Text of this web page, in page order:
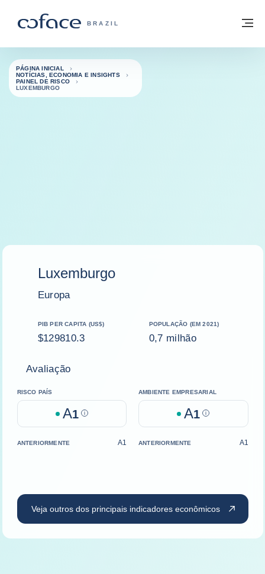
COFACE FOR TRADE - SITE DO GRUPO
BRAZIL
Voltar à página inicial
PÁGINA INICIAL
NOTÍCIAS, ECONOMIA E INSIGHTS
PAINEL DE RISCO
LUXEMBURGO
Luxemburgo
Europa
PIB PER CAPITA (US$)
$129810.3
POPULAÇÃO (EM 2021)
0,7 milhão
Avaliação
RISCO PAÍS
A1 Help
AMBIENTE EMPRESARIAL
A1 Help
ANTERIORMENTE A1 ANTERIORMENTE A1
Veja outros dos principais indicadores econômicos